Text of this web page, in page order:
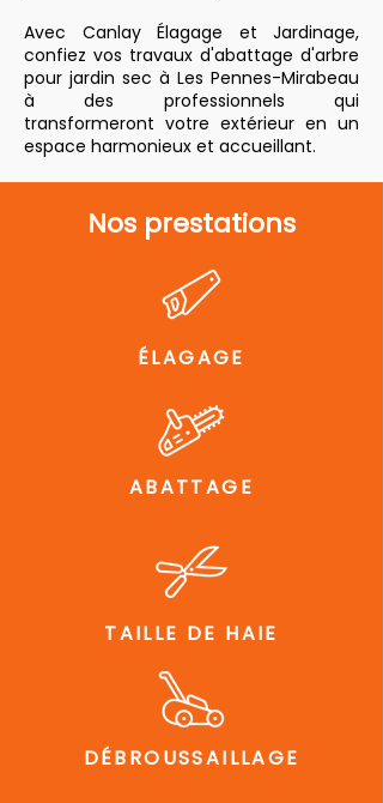
Avec Canlay Élagage et Jardinage,
confiez vos travaux d'abattage d'arbre
pour jardin sec à Les Pennes-Mirabeau
à des professionnels qui
transformeront votre extérieur en un
espace harmonieux et accueillant.
Nos prestations
ÉLAGAGE
ABATTAGE
TAILLE DE HAIE
DÉBROUSSAILLAGE